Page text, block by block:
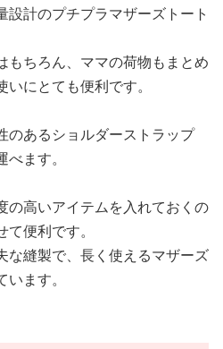
設計のプチプラマザーズトート
もちろん、ママの荷物もまとめ
にとても便利です。
のあるショルダーストラップ
ます。
の高いアイテムを入れておくの
便利です。
な縫製で、長く使えるマザーズ
ます。